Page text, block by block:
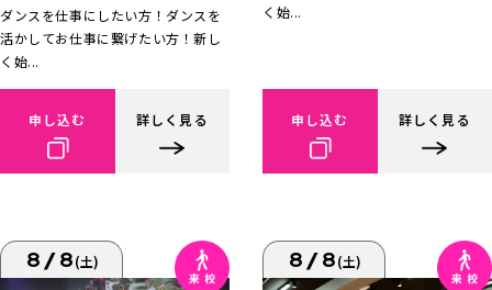
ダンスを仕事にしたい方！ダンスを
活かしてお仕事に繋げたい方！新し
く始...
申し込む 詳しく見る
く始...
申し込む 詳しく見る
8/8(土) 8/8(土)